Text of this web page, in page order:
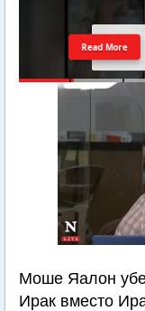
Read More
Моше Яалон
Ирак вместо